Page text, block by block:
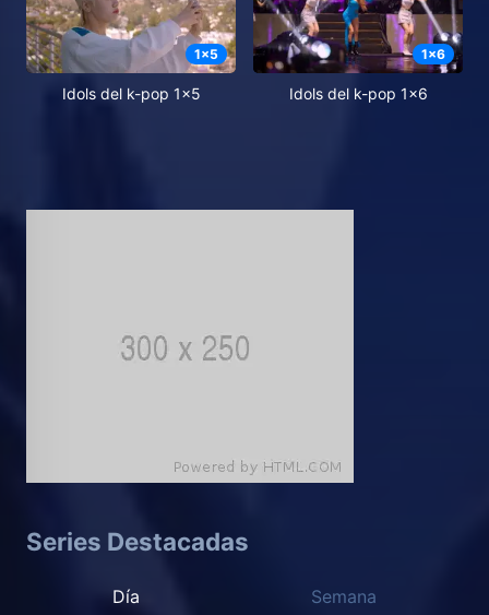
1x5
Idols del k-pop 1x5
1x6
Idols del k-pop 1x6
Series Destacadas
Día Semana